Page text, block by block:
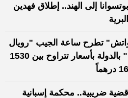
إلى الهند.. إطلاق فهدين
تطرح ساعة الجيب "رويال
بوب" بالدولة بأسعار تتراوح بين 1530
ضريبية.. محكمة إسبانية